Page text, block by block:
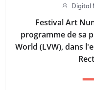
Digital
Festival Art
programme de sa
World (LVW), dans